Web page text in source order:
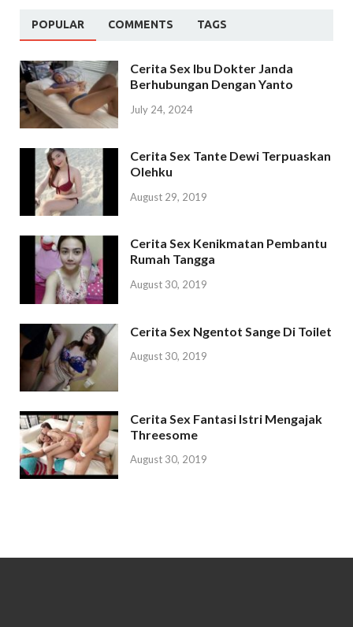
POPULAR COMMENTS TAGS
Cerita Sex Ibu Dokter Janda
Berhubungan Dengan Yanto
July 24, 2024
Cerita Sex Tante Dewi Terpuaskan
Olehku
August 29, 2019
Cerita Sex Kenikmatan Pembantu
Rumah Tangga
August 30, 2019
Cerita Sex Ngentot Sange Di Toilet
August 30, 2019
Cerita Sex Fantasi Istri Mengajak
Threesome
August 30, 2019